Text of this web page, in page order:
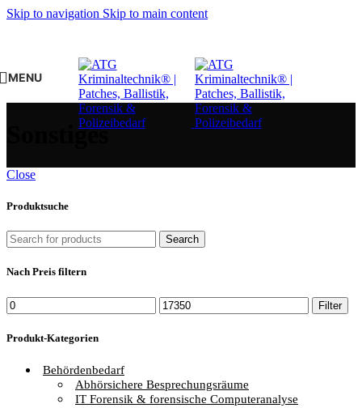
Skip to navigation Skip to main content
MENU
Sonstiges
Close
Produktsuche
Search
Nach Preis filtern
Min.
Preis
Max.
Preis
Filter
Produkt-Kategorien
Behördenbedarf
Abhörsichere Besprechungsräume
IT Forensik & forensische Computeranalyse